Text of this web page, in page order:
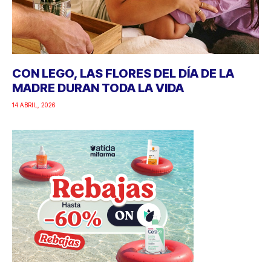
CON LEGO, LAS FLORES DEL DÍA DE LA
MADRE DURAN TODA LA VIDA
14 ABRIL, 2026